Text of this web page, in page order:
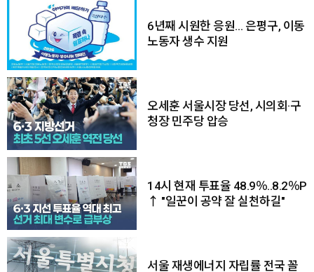
6년째 시원한 응원… 은평구, 이동
노동자 생수 지원
오세훈 서울시장 당선, 시의회·구
청장 민주당 압승
14시 현재 투표율 48.9％..8.2％P
↑ "일꾼이 공약 잘 실천하길"
서울 재생에너지 자립률 전국 꼴